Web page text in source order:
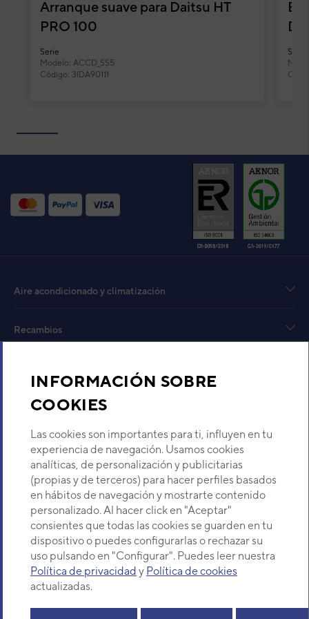
INFORMACIÓN SOBRE
COOKIES
Las cookies son importantes para ti, influyen en tu
experiencia de navegación. Usamos cookies
analíticas, de personalización y publicitarias
(propias y de terceros) para hacer perfiles basados
en hábitos de navegación y mostrarte contenido
personalizado. Al hacer click en "Aceptar"
consientes que todas las cookies se guarden en tu
dispositivo o puedes configurarlas o rechazar su
uso pulsando en "Configurar". Puedes leer nuestra
Política de privacidad y Política de cookies
actualizadas.
Bomba de calor para ACS Daitsu HT PRO II
HT
Potencia calorífica Tº7/W60
COP Tº7/W60
Arranque suave para Daitsu HT
PRO 100
Serie
Modelo: ACCD_SS5
Código: 3IDA90111
Serie
Aire acondicionado y climatización
Recambios
Descubre Eurofred
Dónde Estamos
¿Buscas un servicio técnico?
Selecciona provincia